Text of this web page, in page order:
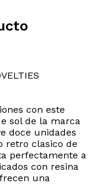
con este
sol de la marca
doce unidades
retro clasico de
perfectamente a
con resina
una